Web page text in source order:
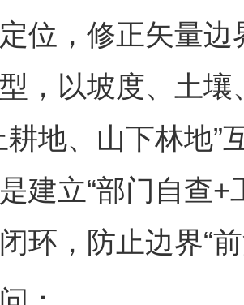
位，修正矢量
，以坡度、土
耕地、山下林地”
建立“部门自查
环，防止边界“